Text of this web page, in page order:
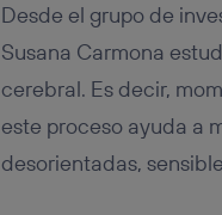
Desde el grupo de
Susana Carmona
cerebral. Es decir,
este proceso ayuda a
desorientadas,